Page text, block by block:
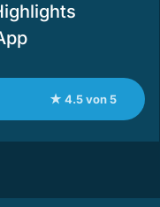
★ 4.5 von 5